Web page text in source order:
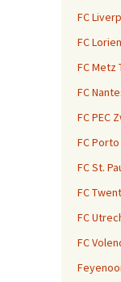
FC
FC
FC Metz
FC
FC PEC
FC
FC St.
FC
FC
FC